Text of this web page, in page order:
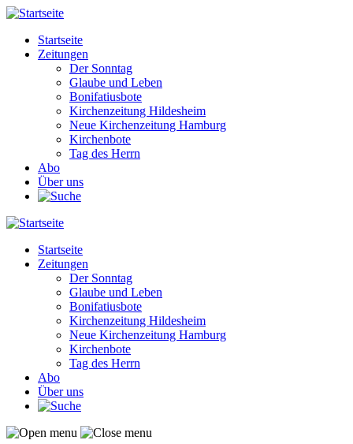
Direkt
Inhalt
Main
navigation
Startseite
Zeitungen
Der Sonntag
Glaube und Leben
Bonifatiusbote
Kirchenzeitung Hildesheim
Neue Kirchenzeitung Hamburg
Kirchenbote
Tag des Herrn
Abo
Über uns
Main
navigation
Startseite
Zeitungen
Der Sonntag
Glaube und Leben
Bonifatiusbote
Kirchenzeitung Hildesheim
Neue Kirchenzeitung Hamburg
Kirchenbote
Tag des Herrn
Abo
Über uns